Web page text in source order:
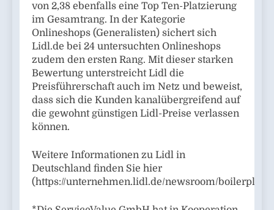
von 2,38 ebenfalls eine Top Ten-Platzierung
im Gesamtrang. In der Kategorie
Onlineshops (Generalisten) sichert sich
Lidl.de bei 24 untersuchten Onlineshops
zudem den ersten Rang. Mit dieser starken
Bewertung unterstreicht Lidl die
Preisführerschaft auch im Netz und beweist,
dass sich die Kunden kanalübergreifend auf
die gewohnt günstigen Lidl-Preise verlassen
können.
Weitere Informationen zu Lidl in
Deutschland finden Sie hier
(https://unternehmen.lidl.de/newsroom/boilerplate).